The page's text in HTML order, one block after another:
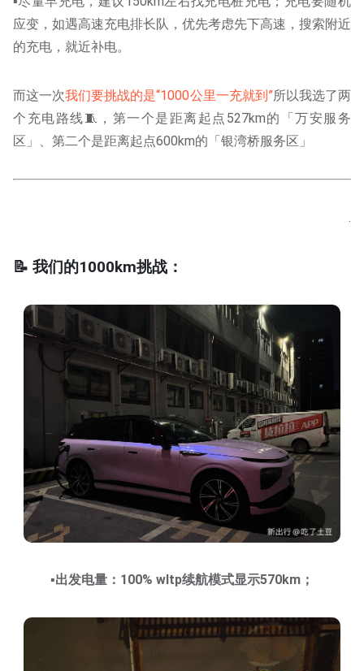
应变，如遇高速充电排长队，优先考虑先下高速，搜索附近
的充电，就近补电。
而这一次我们要挑战的是“1000公里一充就到”所以我选了两
个充电路线🧵，第一个是距离起点527km的「万安服务
区」、第二个是距离起点600km的「银湾桥服务区」
.
📝 我们的1000km挑战：
▪️出发电量：100% wltp续航模式显示570km；